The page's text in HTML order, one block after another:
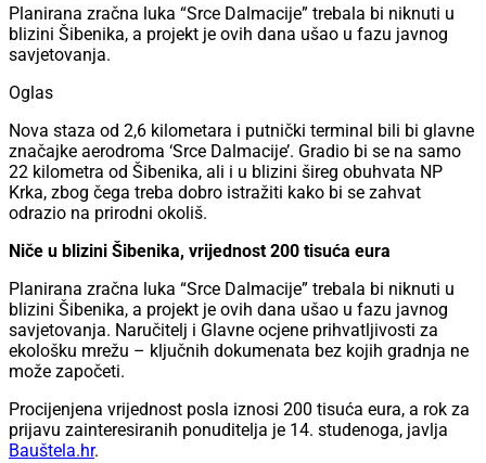
Planirana zračna luka “Srce Dalmacije” trebala bi niknuti u
blizini Šibenika, a projekt je ovih dana ušao u fazu javnog
savjetovanja.
Oglas
Nova staza od 2,6 kilometara i putnički terminal bili bi glavne
značajke aerodroma ‘Srce Dalmacije’. Gradio bi se na samo
22 kilometra od Šibenika, ali i u blizini šireg obuhvata NP
Krka, zbog čega treba dobro istražiti kako bi se zahvat
odrazio na prirodni okoliš.
Niče u blizini Šibenika, vrijednost 200 tisuća eura
Planirana zračna luka “Srce Dalmacije” trebala bi niknuti u
blizini Šibenika, a projekt je ovih dana ušao u fazu javnog
savjetovanja. Naručitelj i Glavne ocjene prihvatljivosti za
ekološku mrežu – ključnih dokumenata bez kojih gradnja ne
može započeti.
Procijenjena vrijednost posla iznosi 200 tisuća eura, a rok za
prijavu zainteresiranih ponuditelja je 14. studenoga, javlja
Bauštela.hr.